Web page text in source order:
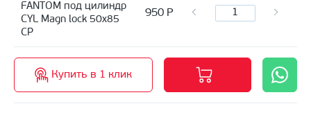
FANTOM под цилиндр
CYL Magn lock 50x85
CP
950 Р
Купить в 1 клик